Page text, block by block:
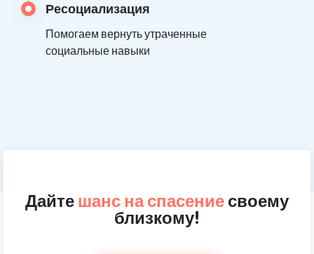
Ресоциализация
Помогаем вернуть утраченные
социальные навыки
Дайте шанс на спасение своему
близкому!